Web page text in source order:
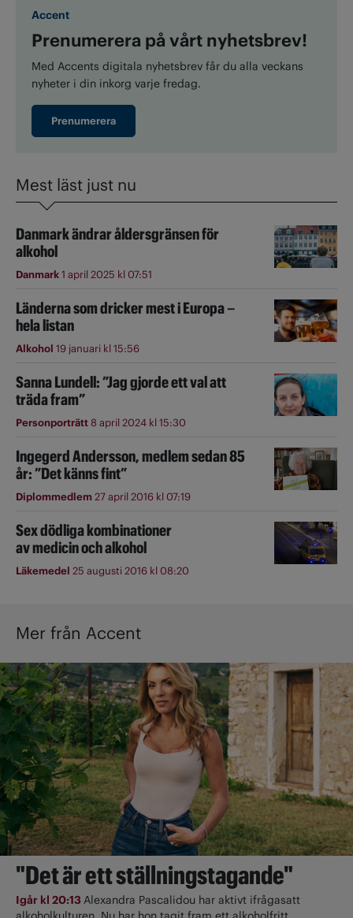
Accent
Prenumerera på vårt nyhetsbrev!
Med Accents digitala nyhetsbrev får du alla veckans
nyheter i din inkorg varje fredag.
Prenumerera
Mest läst just nu
Danmark ändrar åldersgränsen för
alkohol
Danmark1 april 2025 kl 07:51
Länderna som dricker mest i Europa –
hela listan
Alkohol 19 januari kl 15:56
Sanna Lundell: ”Jag gjorde ett val att
träda fram”
Personporträtt8 april 2024 kl 15:30
Ingegerd Andersson, medlem sedan 85
år: ”Det känns fint”
Diplommedlem27 april 2016 kl 07:19
Sex dödliga kombinationer
av medicin och alkohol
Läkemedel 25 augusti 2016 kl 08:20
Mer från Accent
"Det är ett ställningstagande"
Igår kl 20:13Alexandra Pascalidou har aktivt ifrågasatt